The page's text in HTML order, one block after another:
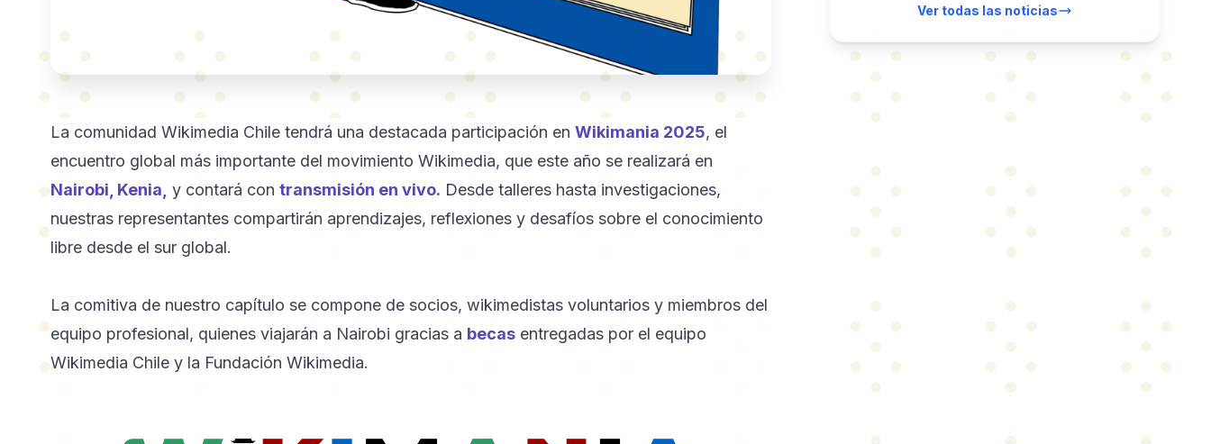
La comunidad Wikimedia Chile tendrá una destacada participación en Wikimania 2025, el
encuentro global más importante del movimiento Wikimedia, que este año se realizará en
Nairobi, Kenia, y contará con transmisión en vivo. Desde talleres hasta investigaciones,
nuestras representantes compartirán aprendizajes, reflexiones y desafíos sobre el conocimiento
libre desde el sur global.
La comitiva de nuestro capítulo se compone de socios, wikimedistas voluntarios y miembros del
equipo profesional, quienes viajarán a Nairobi gracias a becas entregadas por el equipo
Wikimedia Chile y la Fundación Wikimedia.
Ver todas las noticias